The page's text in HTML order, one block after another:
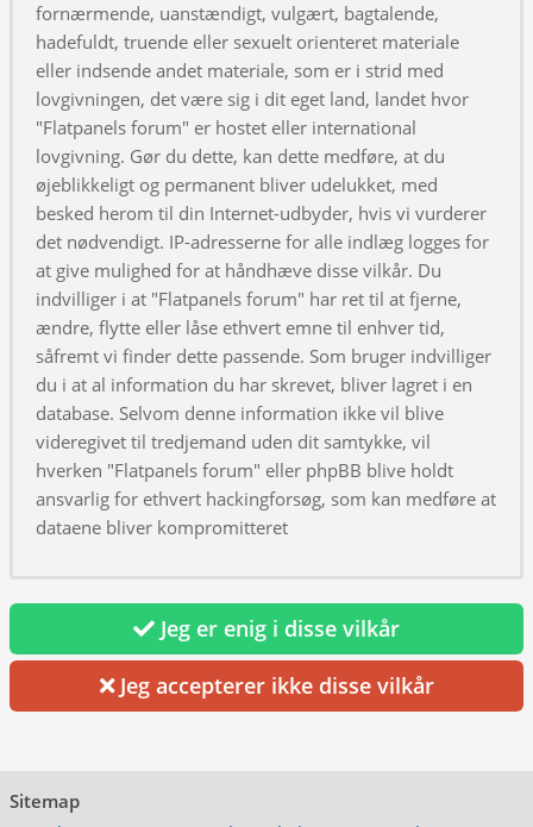
fornærmende, uanstændigt, vulgært, bagtalende,
hadefuldt, truende eller sexuelt orienteret materiale
eller indsende andet materiale, som er i strid med
lovgivningen, det være sig i dit eget land, landet hvor
"Flatpanels forum" er hostet eller international
lovgivning. Gør du dette, kan dette medføre, at du
øjeblikkeligt og permanent bliver udelukket, med
besked herom til din Internet-udbyder, hvis vi vurderer
det nødvendigt. IP-adresserne for alle indlæg logges for
at give mulighed for at håndhæve disse vilkår. Du
indvilliger i at "Flatpanels forum" har ret til at fjerne,
ændre, flytte eller låse ethvert emne til enhver tid,
såfremt vi finder dette passende. Som bruger indvilliger
du i at al information du har skrevet, bliver lagret i en
database. Selvom denne information ikke vil blive
videregivet til tredjemand uden dit samtykke, vil
hverken "Flatpanels forum" eller phpBB blive holdt
ansvarlig for ethvert hackingforsøg, som kan medføre at
dataene bliver kompromitteret
Jeg er enig i disse vilkår
Jeg accepterer ikke disse vilkår
Sitemap